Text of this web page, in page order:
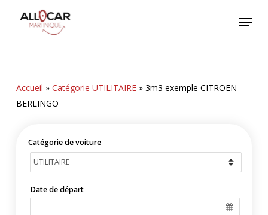
Menu
Accueil » Catégorie UTILITAIRE» 3m3 exemple CITROEN
BERLINGO
Catégorie de voiture
Date de départ